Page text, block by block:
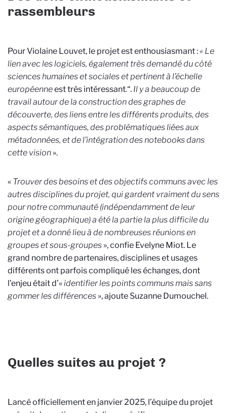
rassembleurs
Pour Violaine Louvet, le projet est enthousiasmant :« Le
lien avec les logiciels, également très demandé du côté
sciences humaines et sociales et pertinent à l’échelle
européenneest très intéressant.“. Il y a beaucoup de
travail autour de la construction des graphes de
découverte, des liens entre les différents produits, des
aspects sémantiques, des problématiques liées aux
métadonnées, et de l’intégration des notebooks dans
cette vision ».
« Trouver des besoins et des objectifs communs avec les
autres disciplines du projet, qui gardent vraiment du sens
pour notre communauté (indépendamment de leur
origine géographique) a été la partie la plus difficile du
projet et a donné lieu à de nombreuses réunions en
groupes et sous-groupes », confie Evelyne Miot. Le
grand nombre de partenaires, disciplines et usages
différents ont parfois compliqué les échanges, dont
l’enjeu était d’«identifier les points communs mais sans
gommer les différences », ajoute Suzanne Dumouchel.
Quelles suites au projet ?
Lancé officiellement en janvier 2025, l’équipe du projet